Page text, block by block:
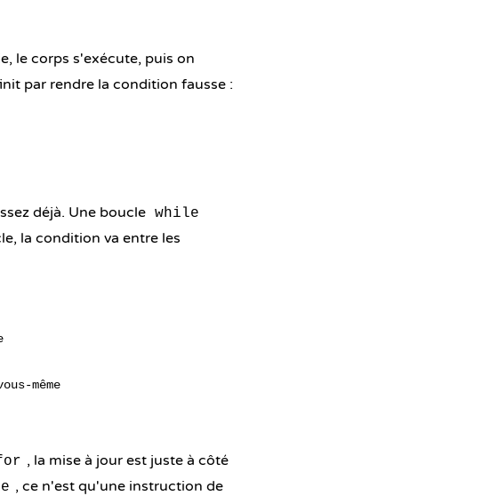
le corps s'exécute, puis on
par rendre la condition fausse :
déjà. Une boucle while
la condition va entre les
même
, la mise à jour est juste à côté
, ce n'est qu'une instruction de